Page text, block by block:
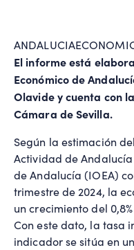
El informe está
Económico de
Olavide y cuenta con
Cámara de Sevilla.
Según la estimación
Actividad de
de Andalucía (IOEA)
trimestre de 2024, la
un crecimiento del
Con este dato, la tasa
indicador se sitúa en